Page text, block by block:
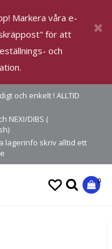
Markera våra e-
för att
och
och enkelt ! ALLTID
NEXI/DIBS (
lagerinfo skriv alltid ett
0